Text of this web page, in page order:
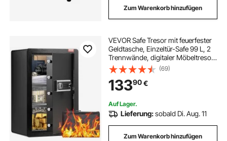
Zum Warenkorb hinzufügen
VEVOR Safe Tresor mit feuerfester
Geldtasche, Einzeltür-Safe 99 L, 2
Trennwände, digitaler Möbeltresor
mit Schlüssel und Code,
Wertsachenbox für Geld, Schmuck
und Medikamente, Geldtresor
Schwarz
(69)
13390€
Auf Lager.
Lieferung:sobald Di. Aug. 11
Zum Warenkorb hinzufügen